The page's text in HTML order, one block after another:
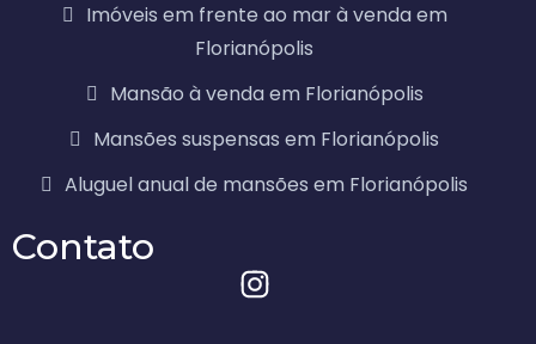
Imóveis em frente ao mar à venda em
Florianópolis
Mansão à venda em Florianópolis
Mansões suspensas em Florianópolis
Aluguel anual de mansões em Florianópolis
Contato